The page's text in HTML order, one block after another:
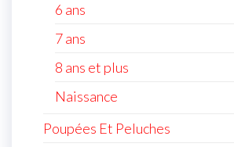
6 ans
7 ans
8 ans et plus
Naissance
Poupées Et Peluches